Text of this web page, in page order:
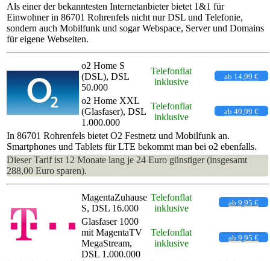
Als einer der bekanntesten Internetanbieter bietet 1&1 für
Einwohner in 86701 Rohrenfels nicht nur DSL und Telefonie,
sondern auch Mobilfunk und sogar Webspace, Server und Domains
für eigene Webseiten.
o2 Home S
(DSL), DSL
50.000
Telefonflat
inklusive
ab 14,99 €
o2 Home XXL
(Glasfaser), DSL
1.000.000
Telefonflat
inklusive
ab 49,99 €
In 86701 Rohrenfels bietet O2 Festnetz und Mobilfunk an.
Smartphones und Tablets für LTE bekommt man bei o2 ebenfalls.
Dieser Tarif ist 12 Monate lang je 24 Euro günstiger (insgesamt
288,00 Euro sparen).
MagentaZuhause
S, DSL 16.000
Telefonflat
inklusive
ab 9,95 €
Glasfaser 1000
mit MagentaTV
MegaStream,
DSL 1.000.000
Telefonflat
inklusive
ab 9,95 €